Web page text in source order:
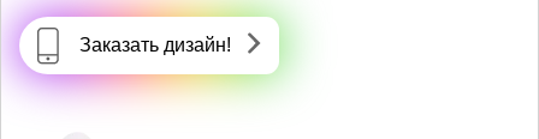
Заказать дизайн!